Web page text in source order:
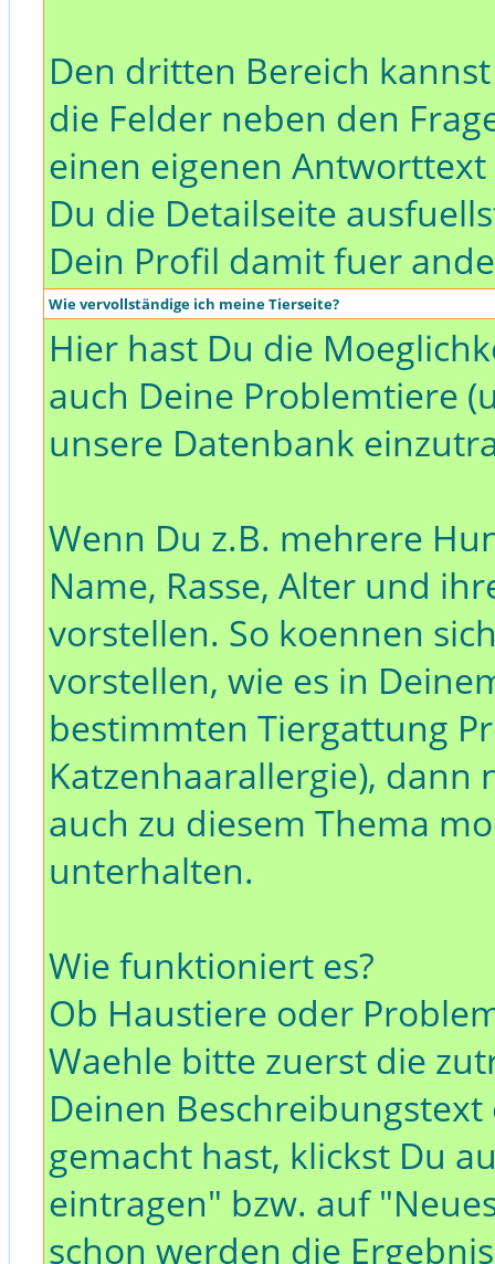
Den dritten Bereich
die Felder neben den
einen eigenen
Du die Detailseite
Dein Profil damit fuer
Wie vervollständige ich meine Tierseite?
Hier hast Du die
auch Deine Problemtiere
unsere Datenbank
Wenn Du z.B. mehrere
Name, Rasse, Alter und
vorstellen. So koennen
vorstellen, wie es in
bestimmten Tiergattung
Katzenhaarallergie),
auch zu diesem Thema
unterhalten.
Wie funktioniert es?
Ob Haustiere oder
Waehle bitte zuerst die
Deinen
gemacht hast, klickst Du
eintragen" bzw. auf
schon werden die